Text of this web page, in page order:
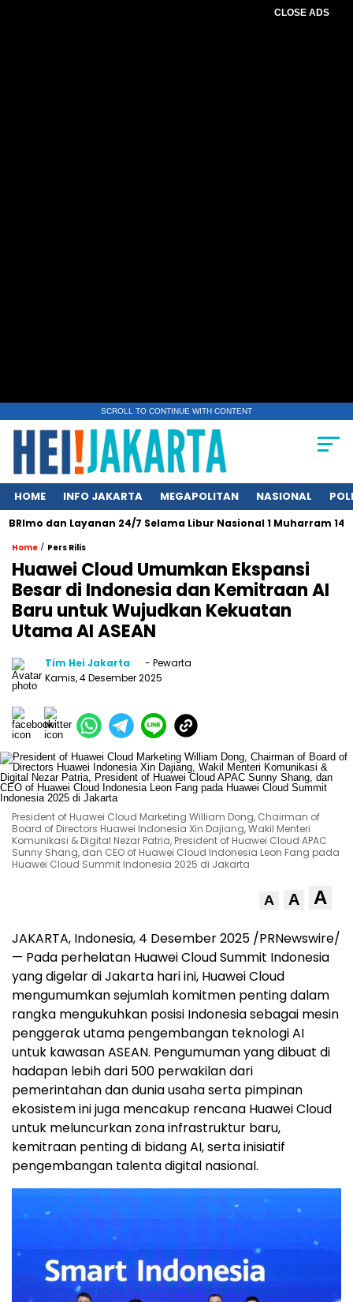
CLOSE ADS
SCROLL TO CONTINUE WITH CONTENT
HOME INFO JAKARTA MEGAPOLITAN NASIONAL
24/7 Selama Libur Nasional 1 Muharram 1447 H Daki
Home / Pers Rilis
Huawei Cloud Umumkan Ekspansi
Besar di Indonesia dan Kemitraan AI
Baru untuk Wujudkan Kekuatan
Utama AI ASEAN
Tim Hei Jakarta
- Pewarta
Kamis, 4 Desember 2025
President of Huawei Cloud Marketing William Dong, Chairman of
Board of Directors Huawei Indonesia Xin Dajiang, Wakil Menteri
Komunikasi & Digital Nezar Patria, President of Huawei Cloud APAC
Sunny Shang, dan CEO of Huawei Cloud Indonesia Leon Fang pada
Huawei Cloud Summit Indonesia 2025 di Jakarta
A A A
JAKARTA, Indonesia, 4 Desember 2025 /PRNewswire/
— Pada perhelatan Huawei Cloud Summit Indonesia
yang digelar diJakarta hari ini, Huawei Cloud
mengumumkan sejumlah komitmen penting dalam
rangka mengukuhkan posisi Indonesia sebagai mesin
penggerak utama pengembangan teknologi AI
untuk kawasan ASEAN. Pengumuman yang dibuat di
hadapan lebih dari 500 perwakilan dari
pemerintahan dan dunia usaha serta pimpinan
ekosistem ini juga mencakup rencana Huawei Cloud
untuk meluncurkan zona infrastruktur baru,
kemitraan penting di bidang AI, serta inisiatif
pengembangan talenta digital nasional.